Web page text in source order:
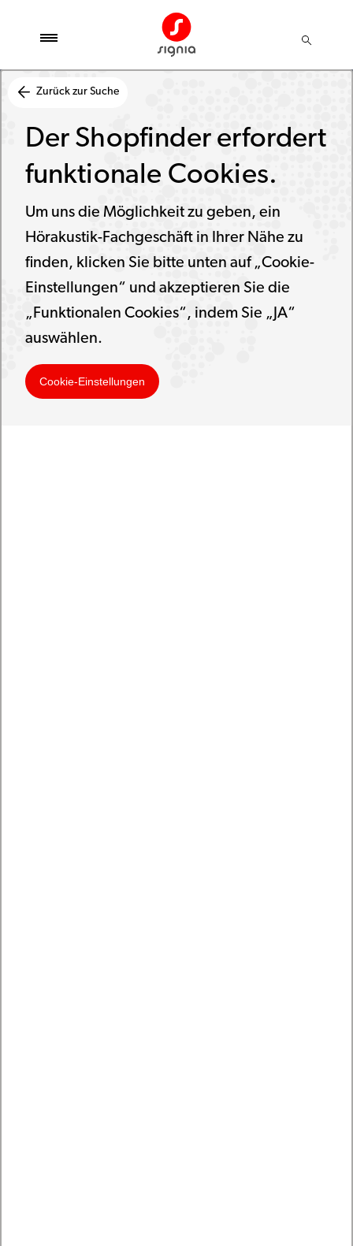
Zurück zur Suche
Der Shopfinder erfordert
funktionale Cookies.
Um uns die Möglichkeit zu geben, ein
Hörakustik-Fachgeschäft in Ihrer Nähe zu
finden, klicken Sie bitte unten auf „Cookie-
Einstellungen“ und akzeptieren Sie die
„Funktionalen Cookies“, indem Sie „JA“
auswählen.
Cookie-Einstellungen